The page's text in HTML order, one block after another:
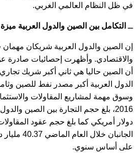
في ظل النظام العالمي الغربي.
ــ التكامل بين الصين والدول العربية
إن الصين والدول العربية شريكان مهمان
والاقتصادي. وأظهرت إحصائيات صادرة عن
أن الصين حاليا هي ثاني أكبر شريك تجاري
الدول العربية أكبر مصدر نفط للصين
وسوق مهمة لمشاريع المقاولات
دولار أمريكي كما بلغ حجم عقود
على أساس سنوي.